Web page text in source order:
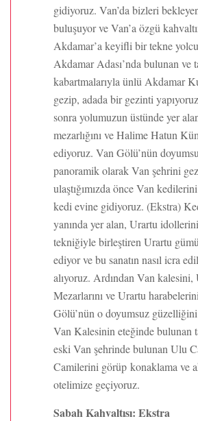
gidiyoruz. Van’da bizleri
buluşuyor ve Van’a özgü
Akdamar’a keyifli bir tekne
Akdamar Adası’nda bulunan ve
kabartmalarıyla ünlü Akdamar
gezip, adada bir gezinti
sonra yolumuzun üstünde yer
mezarlığını ve Halime Hatun
ediyoruz. Van Gölü’nün
panoramik olarak Van şehrini
ulaştığımızda önce Van
kedi evine gidiyoruz. (Ekstra)
yanında yer alan, Urartu
tekniğiyle birleştiren Urartu
ediyor ve bu sanatın nasıl icra
alıyoruz. Ardından Van
Mezarlarını ve Urartu
Gölü’nün o doyumsuz
Van Kalesinin eteğinde bulunan
eski Van şehrinde bulunan Ulu
Camilerini görüp konaklama ve
otelimize geçiyoruz.
Sabah Kahvaltısı: Ekstra